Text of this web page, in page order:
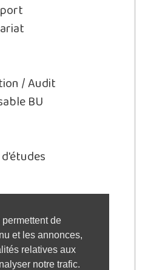
de
et les annonces,
relatives aux
notre trafic.
/ Audit
BU